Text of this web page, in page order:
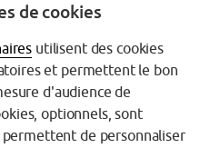
de cookies
utilisent des cookies
et permettent le bon
d'audience de
optionnels, sont
permettent de personnaliser